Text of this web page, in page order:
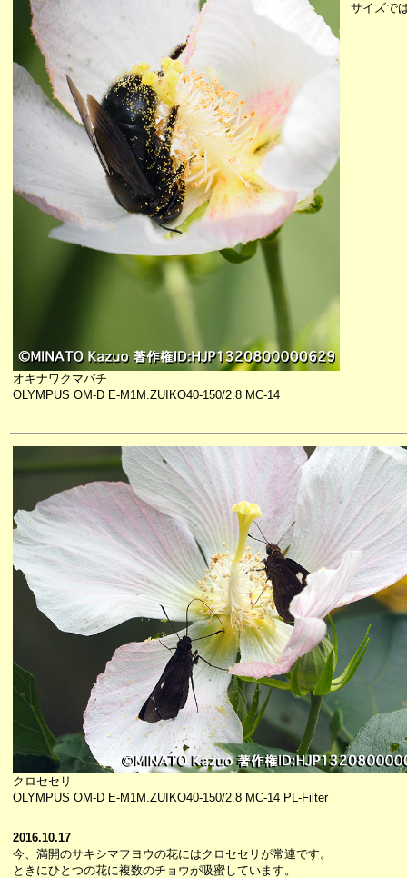
オキナワクマバチ
OLYMPUS OM-D E-M1M.ZUIKO40-150/2.8 MC-14
サイズで
クロセセリ
OLYMPUS OM-D E-M1M.ZUIKO40-150/2.8 MC-14 PL-Filter
2016.10.17
今、満開のサキシマフヨウの花にはクロセセリが常連です。
ときにひとつの花に複数のチョウが吸蜜しています。